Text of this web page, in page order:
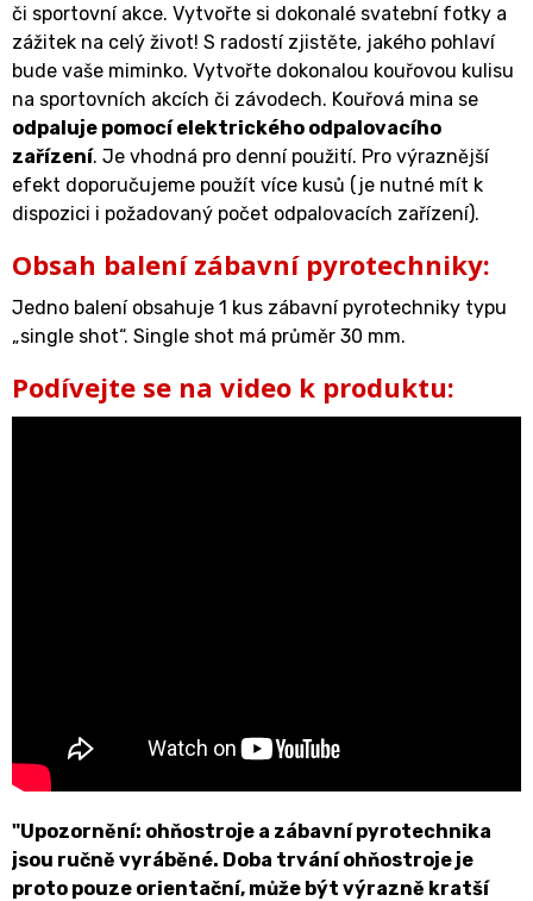
či sportovní akce. Vytvořte si dokonalé svatební fotky a
zážitek na celý život! S radostí zjistěte, jakého pohlaví
bude vaše miminko. Vytvořte dokonalou kouřovou kulisu
na sportovních akcích či závodech. Kouřová mina se
odpaluje pomocí elektrického odpalovacího
zařízení. Je vhodná pro denní použití. Pro výraznější
efekt doporučujeme použít více kusů (je nutné mít k
dispozici i požadovaný počet odpalovacích zařízení).
Obsah balení zábavní pyrotechniky:
Jedno balení obsahuje 1 kus zábavní pyrotechniky typu
„single shot“. Single shot má průměr 30 mm.
Podívejte se na video k produktu:
"Upozornění: ohňostroje a zábavní pyrotechnika
jsou ručně vyráběné. Doba trvání ohňostroje je
proto pouze orientační, může být výrazně kratší